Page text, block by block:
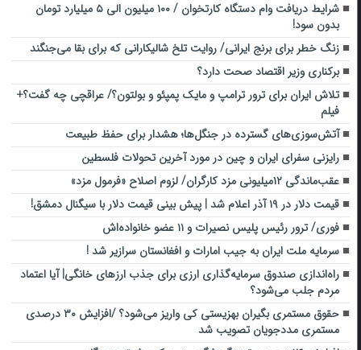
شرایط دریافت وام دستگاه کارتخوان / ۱۰۰ میلیون الی ۵ میلیارد تومان
بدون سود!
زنگ خطر برای برنج ایرانی/ روایت تلخ شالیکارانی که برای بقا می‌جنگند
برکناری وزیر اقتصاد صحت دارد؟
تلاش ایران برای ترور ترامپ و مایک پمپئو و بولتون؟/ عراقچی چه گفت؟+
فیلم
آتش‌سوزی‌های گسترده در جنگل‌ها؛ هشدار برای حفظ طبیعت
رایزنی سفرای ایران و چین در مورد آخرین تحولات فلسطین
عقب‌ماندگی ۱۲میلیونی مزد کارگران/ لزوم اصلاح «فرمول مزد»
قیمت دلار در ۱۹ آذر اعلام شد | پیش بینی قیمت دلار با سیگنال دمشق!
فوری/ ترور رئیس پلیس نصیرات و ۱۱ عضو خانواده‌اش
سرمایه ملت ایران به جیب امارات و افغانستان سرازیر شد !
راه‌اندازی صندوق سرمایه‌گذاری ارزی برای جذب ارزهای خانگی| آیا اعتماد
مردم جلب می‌شود؟
حقوق مستمری بگیران بهزیستی کی واریز می‌شود؟ /افزایش ۳۰ درصدی
مستمری مددجویان تصویب شد